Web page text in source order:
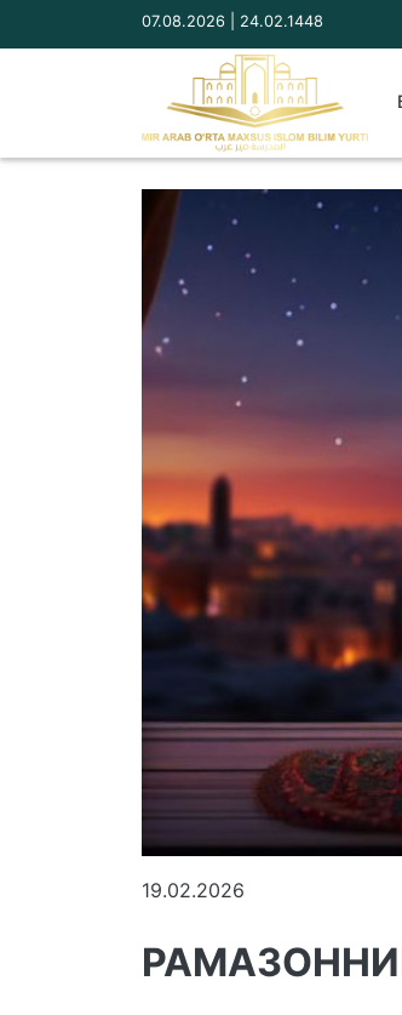
07.08.2026 | 24.02.1448
19.02.2026